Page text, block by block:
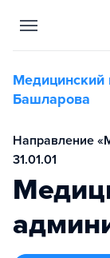
Башларова
Направление
31.01.01